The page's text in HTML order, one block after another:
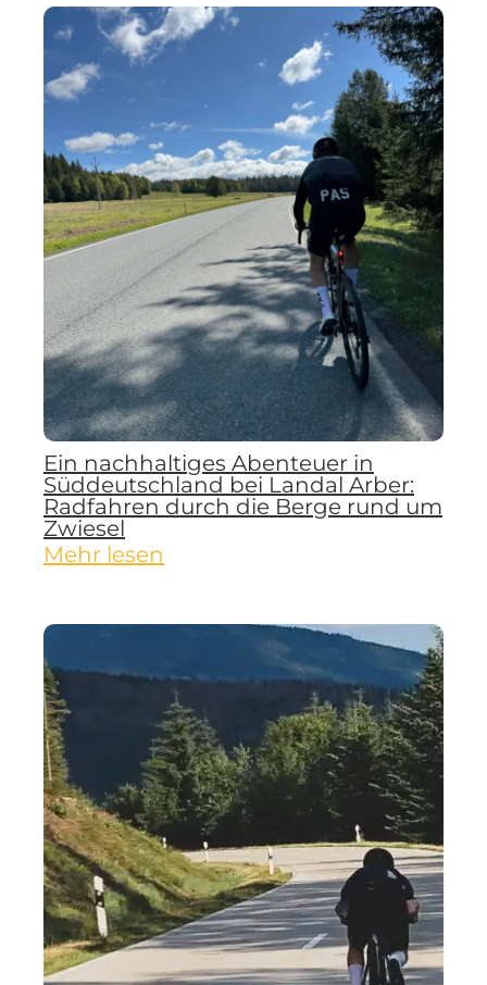
Ein nachhaltiges Abenteuer in
Süddeutschland bei Landal Arber:
Radfahren durch die Berge rund um
Zwiesel
Mehr lesen